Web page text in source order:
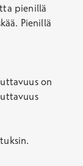
pienillä
Pienillä
on